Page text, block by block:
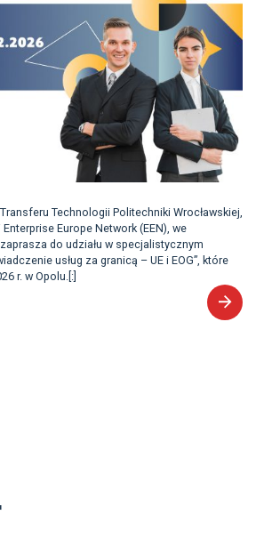
Technologii Politechniki Wrocławskiej,
Europe Network (EEN), we
do udziału w specjalistycznym
usług za granicą – UE i EOG”, które
r. w Opolu.[:]